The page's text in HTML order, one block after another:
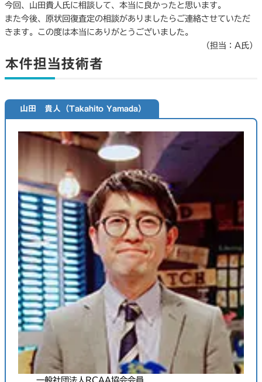
今回、山田貴人氏に相談して、本当に良かったと思います。
また今後、原状回復査定の相談がありましたらご連絡させていただ
きます。この度は本当にありがとうございました。
（担当：A氏）
本件担当技術者
山田 貴人（Takahito Yamada）
一般社団法人RCAA協会会員